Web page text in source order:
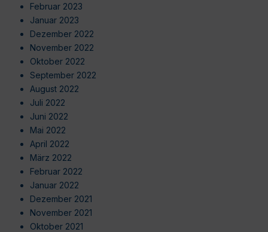
Februar 2023
Januar 2023
Dezember 2022
November 2022
Oktober 2022
September 2022
August 2022
Juli 2022
Juni 2022
Mai 2022
April 2022
März 2022
Februar 2022
Januar 2022
Dezember 2021
November 2021
Oktober 2021